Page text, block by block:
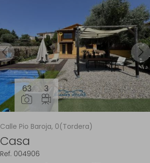
63 3
Calle Pio Baroja, 0(Tordera)
Casa
Ref. 004906